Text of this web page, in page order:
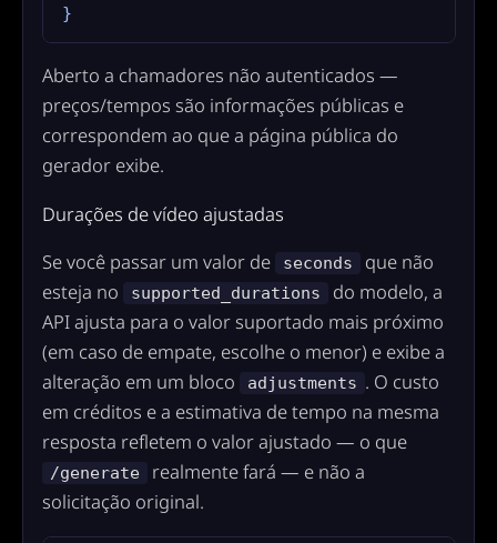
}
Aberto a chamadores não autenticados —
preços/tempos são informações públicas e
correspondem ao que a página pública do
gerador exibe.
Durações de vídeo ajustadas
Se você passar um valor de
seconds
que não
esteja no
supported_durations
do modelo, a
API ajusta para o valor suportado mais próximo
(em caso de empate, escolhe o menor) e exibe a
alteração em um bloco
adjustments . O custo
em créditos e a estimativa de tempo na mesma
resposta refletem o valor ajustado — o que
/generate
realmente fará — e não a
solicitação original.